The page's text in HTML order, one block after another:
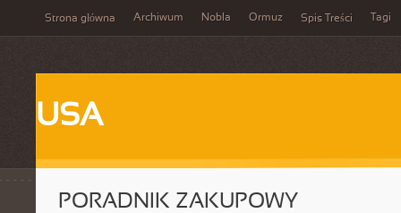
Strona główna Archiwum Nobla Ormuz Spis Treści Tagi
USA
PORADNIK ZAKUPOWY